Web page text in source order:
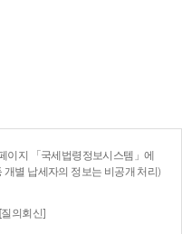
이지 「국세법령정보시스템」에
별 납세자의 정보는 비공개 처리)
의회신]